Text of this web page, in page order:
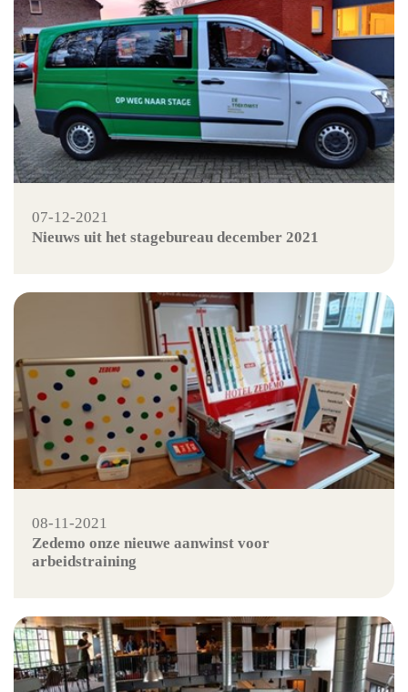
07-12-2021
Nieuws uit het stagebureau december 2021
08-11-2021
Zedemo onze nieuwe aanwinst voor
arbeidstraining